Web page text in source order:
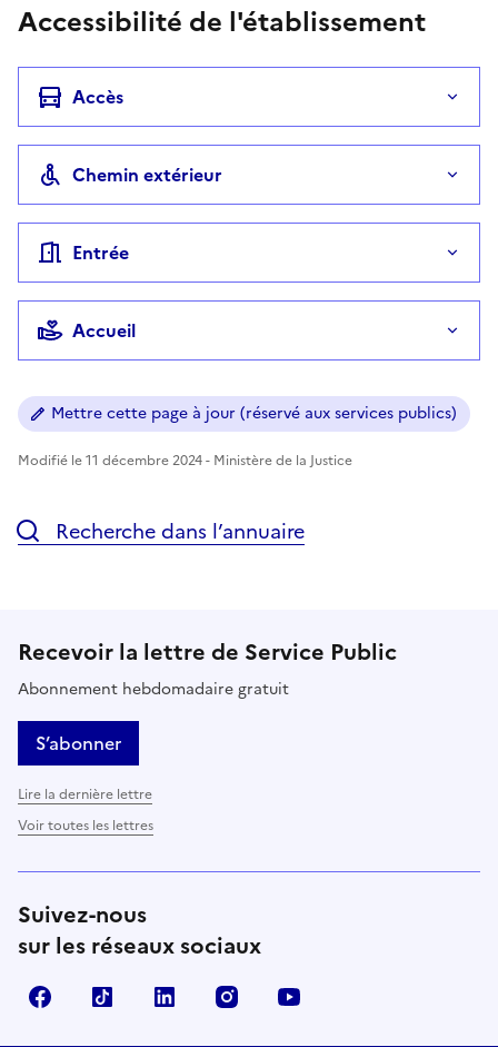
Accessibilité de l'établissement
Accès
Chemin extérieur
Entrée
Accueil
Mettre cette page à jour (réservé aux services publics)
Modifié le 11 décembre 2024 - Ministère de la Justice
Recherche dans l’annuaire
Recevoir la lettre de Service Public
Abonnement hebdomadaire gratuit
S’abonner
Lire la dernière lettre
Voir toutes les lettres
Suivez-nous
sur les réseaux sociaux
FacebookTikTok LinkedIn Instagram